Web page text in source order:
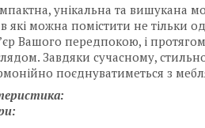
унікальна та вишукана
які можна помістити не тільки
Вашого передпокою, і
Завдяки сучасному,
поєднуватиметься з